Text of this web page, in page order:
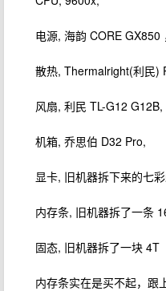
电源, 海韵 CORE GX850
散热, Thermalright(利民)
风扇, 利民 TL-G12 G12B,
机箱, 乔思伯 D32 Pro,
显卡, 旧机器拆下来的七
内存条, 旧机器拆了一条
固态, 旧机器拆了一块 4T
内存条实在是买不起，跟